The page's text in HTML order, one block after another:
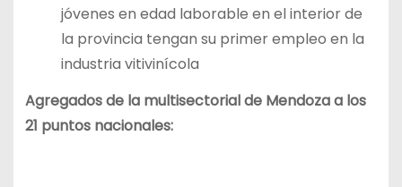
jóvenes en edad laborable en el interior de
la provincia tengan su primer empleo en la
industria vitivinícola
Agregados de la multisectorial de Mendoza a los
21 puntos nacionales: